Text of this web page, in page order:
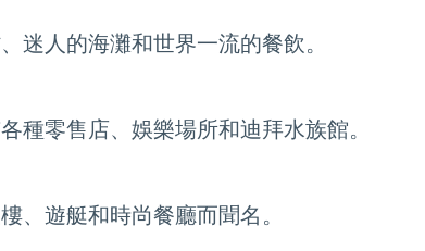
迷人的海灘和世界一流的餐飲。
種零售店、娛樂場所和迪拜水族館。
、遊艇和時尚餐廳而聞名。